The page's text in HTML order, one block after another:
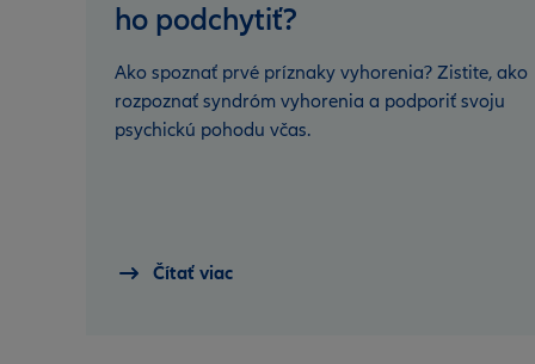
ho podchytiť?
Ako spoznať prvé príznaky vyhorenia? Zistite, ako
rozpoznať syndróm vyhorenia a podporiť svoju
psychickú pohodu včas.
Čítať viac